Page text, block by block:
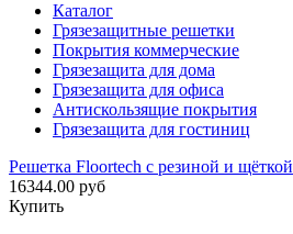
Каталог
Грязезащитные решетки
Покрытия коммерческие
Грязезащита для дома
Грязезащита для офиса
Антискользящие покрытия
Грязезащита для гостиниц
Решетка Floortech с резиной и щёткой
16344.00 руб
Купить